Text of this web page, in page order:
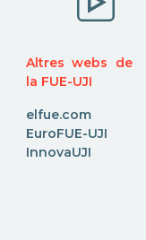
Altres webs de
la FUE-UJI
elfue.com
EuroFUE-UJI
InnovaUJI